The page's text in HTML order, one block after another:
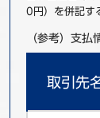
0円）を併記す
（参考）支払
取引先